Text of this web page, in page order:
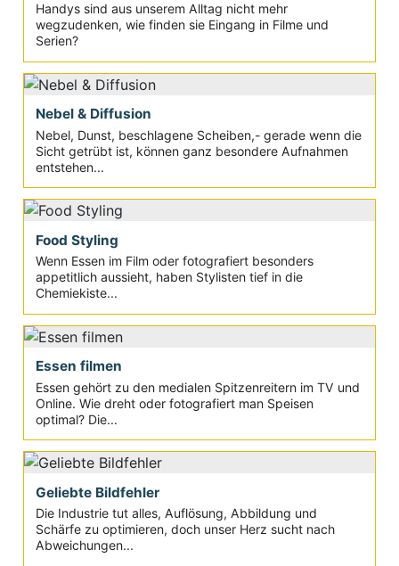
Handys sind aus unserem Alltag nicht mehr
wegzudenken, wie finden sie Eingang in Filme und
Serien?
Nebel & Diffusion
Nebel, Dunst, beschlagene Scheiben,- gerade wenn die
Sicht getrübt ist, können ganz besondere Aufnahmen
entstehen...
Food Styling
Wenn Essen im Film oder fotografiert besonders
appetitlich aussieht, haben Stylisten tief in die
Chemiekiste...
Essen filmen
Essen gehört zu den medialen Spitzenreitern im TV und
Online. Wie dreht oder fotografiert man Speisen
optimal? Die...
Geliebte Bildfehler
Die Industrie tut alles, Auflösung, Abbildung und
Schärfe zu optimieren, doch unser Herz sucht nach
Abweichungen...